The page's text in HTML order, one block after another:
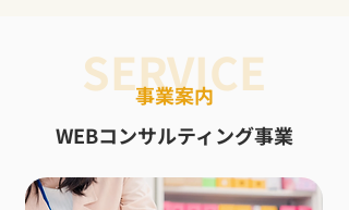
SERVICE
事業案内
WEBコンサルティング事業